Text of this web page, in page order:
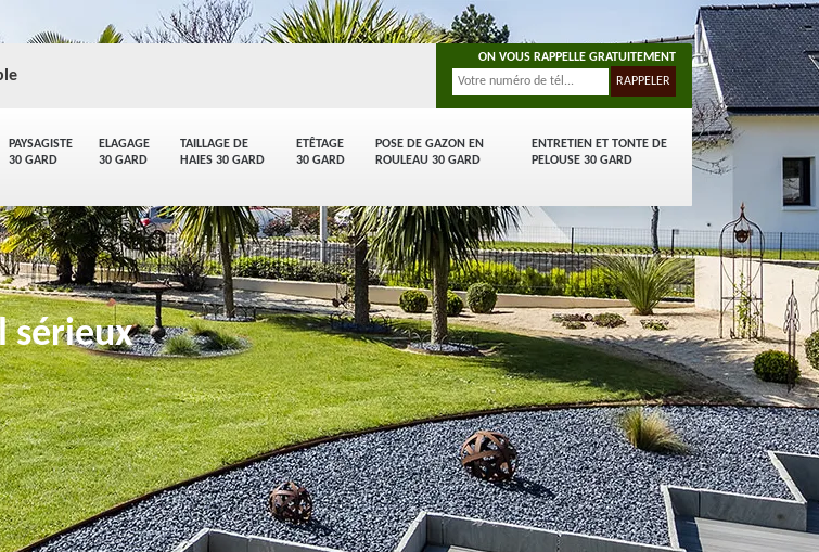
PAYSAGISTE
30 GARD
ELAGAGE
30 GARD
TAILLAGE DE
HAIES 30 GARD
ETÊTAGE
30 GARD
POSE DE GAZON EN
ROULEAU 30 GARD
ENTRETIEN ET TONTE DE
PELOUSE 30 GARD
ON VOUS RAPPELLE GRATUITEMENT
sérieux